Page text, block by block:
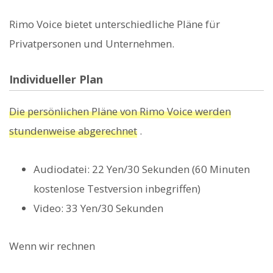
Rimo Voice bietet unterschiedliche Pläne für
Privatpersonen und Unternehmen.
Individueller Plan
Die persönlichen Pläne von Rimo Voice werden
stundenweise abgerechnet .
Audiodatei: 22 Yen/30 Sekunden (60 Minuten
kostenlose Testversion inbegriffen)
Video: 33 Yen/30 Sekunden
Wenn wir rechnen